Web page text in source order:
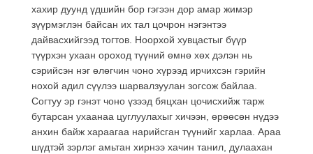
хахир дуунд үдшийн бор гэгээн дор амар жимэр
зүүрмэглэн байсан их тал цочрон нэгэнтээ
дайвасхийгээд тогтов. Ноорхой хувцастыг бүүр
түүрхэн ухаан ороход түүний өмнө хөх дэлэн нь
сэрийсэн нэг өлөгчин чоно хүрээд ирчихсэн гэрийн
нохой адил сүүлээ шарвалзуулан зогсож байлаа.
Согтуу эр гэнэт чоно үзээд бяцхан цочисхийж тарж
бутарсан ухаанаа цуглуулахыг хичээн, өрөөсөн нүдээ
анхин байж хараагаа нарийсган түүнийг харлаа. Араа
шүдтэй зэрлэг амьтан хирнээ хачин танил, дулаахан